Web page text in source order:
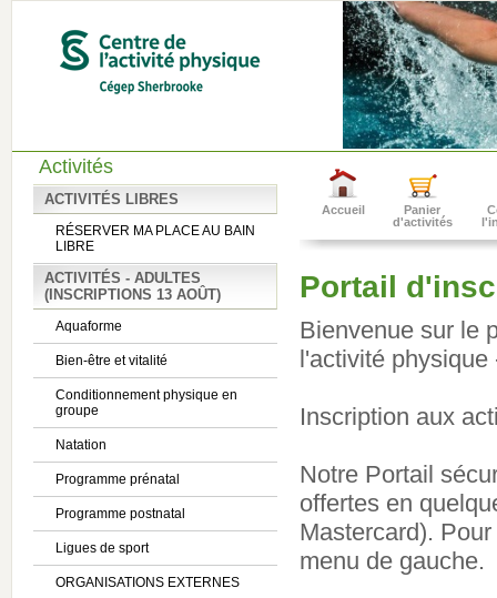
Activités
ACTIVITÉS LIBRES
RÉSERVER MA PLACE AU BAIN
LIBRE
ACTIVITÉS - ADULTES
(INSCRIPTIONS 13 AOÛT)
Aquaforme
Bien-être et vitalité
Conditionnement physique en
groupe
Natation
Programme prénatal
Programme postnatal
Ligues de sport
ORGANISATIONS EXTERNES
Accueil
Panier
d'activités
Portail
Bienvenue sur le
l'activité
Inscription aux
Notre Portail
offertes en
Mastercard).
menu de gauche.